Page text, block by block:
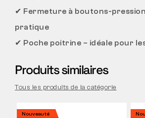
✔ Fermeture à boutons-
pratique
✔ Poche poitrine – idéale pour
Produits similaires
Tous les produits de la catégorie
Nouveauté